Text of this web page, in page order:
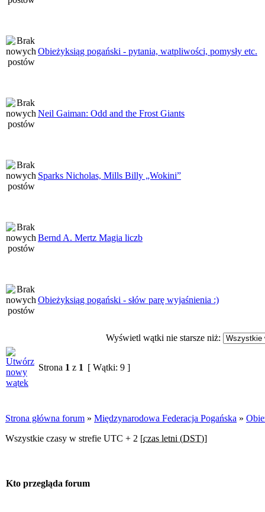
Obieżyksiąg pogański - pytania, watpliwości, pomysły etc.
Neil Gaiman: Odd and the Frost Giants
Sparks Nicholas, Mills Billy „Wokini”
Bernd A. Mertz Magia liczb
Obieżyksiąg pogański - słów parę wyjaśnienia :)
Wyświetl wątki nie starsze niż:
Strona 1 z 1 [ Wątki: 9 ]
Strona główna forum » Międzynarodowa Federacja Pogańska »
Wszystkie czasy w strefie UTC + 2 [czas letni (DST)]
Kto przegląda forum